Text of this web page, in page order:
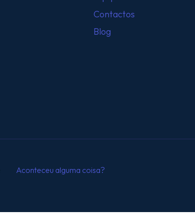
Contactos
Blog
Aconteceu alguma coisa?